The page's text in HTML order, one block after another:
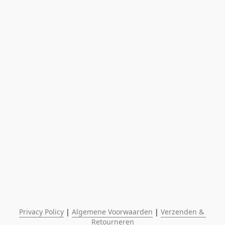
Privacy Policy | Algemene Voorwaarden | Verzenden &
Retourneren